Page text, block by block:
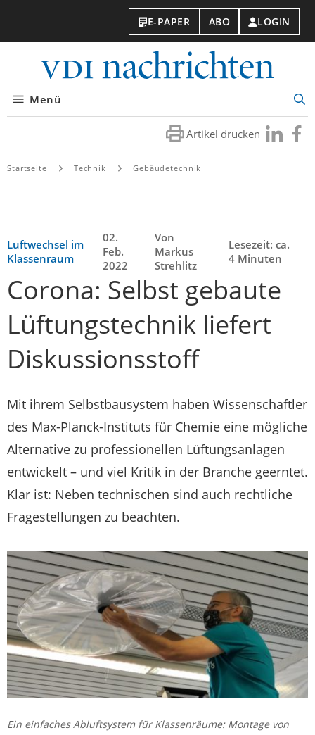
E-PAPER ABO LOGIN
Menü
Artikel drucken Besuchen
Sie
Sie
Startseite Technik Gebäudetechnik
Luftwechsel im
Klassenraum
02.
Feb.
2022
Von
Markus
Strehlitz
Lesezeit: ca.
4 Minuten
Corona: Selbst gebaute
Lüftungstechnik liefert
Diskussionsstoff
Mit ihrem Selbstbausystem haben Wissenschaftler
des Max-Planck-Instituts für Chemie eine mögliche
Alternative zu professionellen Lüftungsanlagen
entwickelt – und viel Kritik in der Branche geerntet.
Klar ist: Neben technischen sind auch rechtliche
Fragestellungen zu beachten.
Ein einfaches Abluftsystem für Klassenräume: Montage von